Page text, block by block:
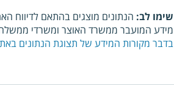
שימו לב: הנתונים מוצגים בהתאם לדיווח
מידע המועבר ממשרד האוצר ומשרדי
בדבר מקורות המידע של תצוגת הנתונים